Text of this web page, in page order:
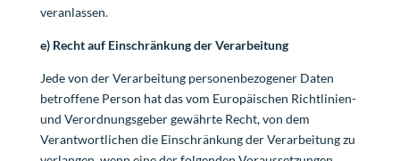
veranlassen.
e) Recht auf Einschränkung der Verarbeitung
Jede von der Verarbeitung personenbezogener Daten
betroffene Person hat das vom Europäischen Richtlinien-
und Verordnungsgeber gewährte Recht, von dem
Verantwortlichen die Einschränkung der Verarbeitung zu